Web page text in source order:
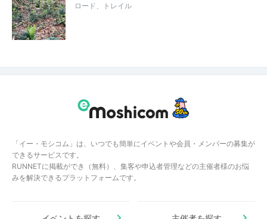
ロード、トレイル
「イー・モシコム」は、いつでも簡単にイベントや会員・メンバーの募集が
できるサービスです。
RUNNETに掲載ができ（無料）、集客や申込者管理などの主催者様のお悩
みを解決できるプラットフォームです。